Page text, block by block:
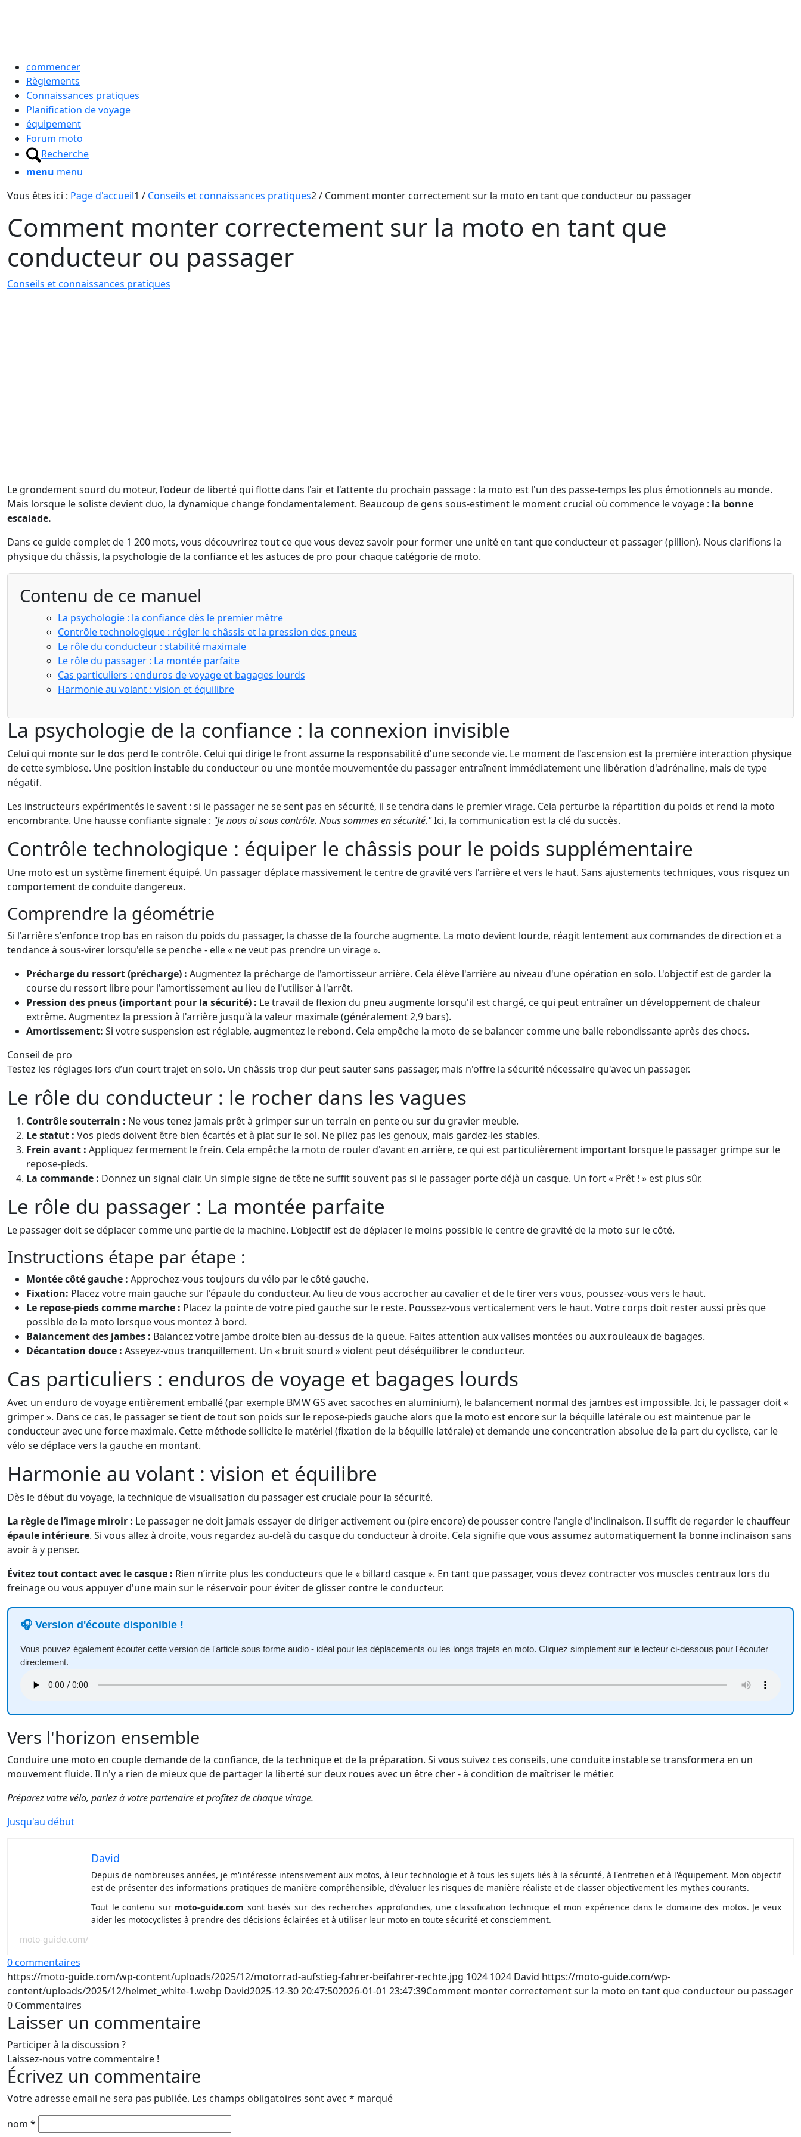
commencer
Règlements
Connaissances pratiques
Planification de voyage
équipement
Forum moto
Recherche
menu menu
Vous êtes ici : Page d'accueil1 / Conseils et connaissances pratiques2/ Comment monter correctement sur la moto en tant que conducteur ou passager
Comment monter correctement sur la moto en tant que
conducteur ou passager
Conseils et connaissances pratiques
Le grondement sourd du moteur, l'odeur de liberté qui flotte dans l'air et l'attente du prochain passage : la moto est l'un des passe-temps les plus émotionnels au monde.
Mais lorsque le soliste devient duo, la dynamique change fondamentalement. Beaucoup de gens sous-estiment le moment crucial où commence le voyage : la bonne
escalade.
Dans ce guide complet de 1 200 mots, vous découvrirez tout ce que vous devez savoir pour former une unité en tant que conducteur et passager (pillion). Nous clarifions la
physique du châssis, la psychologie de la confiance et les astuces de pro pour chaque catégorie de moto.
Contenu de ce manuel
La psychologie : la confiance dès le premier mètre
Contrôle technologique : régler le châssis et la pression des pneus
Le rôle du conducteur : stabilité maximale
Le rôle du passager : La montée parfaite
Cas particuliers : enduros de voyage et bagages lourds
Harmonie au volant : vision et équilibre
La psychologie de la confiance : la connexion invisible
Celui qui monte sur le dos perd le contrôle. Celui qui dirige le front assume la responsabilité d'une seconde vie. Le moment de l'ascension est la première interaction physique
de cette symbiose. Une position instable du conducteur ou une montée mouvementée du passager entraînent immédiatement une libération d'adrénaline, mais de type
négatif.
Les instructeurs expérimentés le savent : si le passager ne se sent pas en sécurité, il se tendra dans le premier virage. Cela perturbe la répartition du poids et rend la moto
encombrante. Une hausse confiante signale : "Je nous ai sous contrôle. Nous sommes en sécurité."Ici, la communication est la clé du succès.
Contrôle technologique : équiper le châssis pour le poids supplémentaire
Une moto est un système finement équipé. Un passager déplace massivement le centre de gravité vers l'arrière et vers le haut. Sans ajustements techniques, vous risquez un
comportement de conduite dangereux.
Comprendre la géométrie
Si l'arrière s'enfonce trop bas en raison du poids du passager, la chasse de la fourche augmente. La moto devient lourde, réagit lentement aux commandes de direction et a
tendance à sous-virer lorsqu'elle se penche - elle « ne veut pas prendre un virage ».
Précharge du ressort (précharge) : Augmentez la précharge de l'amortisseur arrière. Cela élève l'arrière au niveau d'une opération en solo. L'objectif est de garder la
course du ressort libre pour l'amortissement au lieu de l'utiliser à l'arrêt.
Pression des pneus (important pour la sécurité) : Le travail de flexion du pneu augmente lorsqu'il est chargé, ce qui peut entraîner un développement de chaleur
extrême. Augmentez la pression à l'arrière jusqu'à la valeur maximale (généralement 2,9 bars).
Amortissement: Si votre suspension est réglable, augmentez le rebond. Cela empêche la moto de se balancer comme une balle rebondissante après des chocs.
Conseil de pro
Testez les réglages lors d’un court trajet en solo. Un châssis trop dur peut sauter sans passager, mais n'offre la sécurité nécessaire qu'avec un passager.
Le rôle du conducteur : le rocher dans les vagues
Contrôle souterrain : Ne vous tenez jamais prêt à grimper sur un terrain en pente ou sur du gravier meuble.
Le statut : Vos pieds doivent être bien écartés et à plat sur le sol. Ne pliez pas les genoux, mais gardez-les stables.
Frein avant : Appliquez fermement le frein. Cela empêche la moto de rouler d'avant en arrière, ce qui est particulièrement important lorsque le passager grimpe sur le
repose-pieds.
La commande : Donnez un signal clair. Un simple signe de tête ne suffit souvent pas si le passager porte déjà un casque. Un fort « Prêt ! » est plus sûr.
Le rôle du passager : La montée parfaite
Le passager doit se déplacer comme une partie de la machine. L'objectif est de déplacer le moins possible le centre de gravité de la moto sur le côté.
Instructions étape par étape :
Montée côté gauche : Approchez-vous toujours du vélo par le côté gauche.
Fixation: Placez votre main gauche sur l'épaule du conducteur. Au lieu de vous accrocher au cavalier et de le tirer vers vous, poussez-vous vers le haut.
Le repose-pieds comme marche : Placez la pointe de votre pied gauche sur le reste. Poussez-vous verticalement vers le haut. Votre corps doit rester aussi près que
possible de la moto lorsque vous montez à bord.
Balancement des jambes : Balancez votre jambe droite bien au-dessus de la queue. Faites attention aux valises montées ou aux rouleaux de bagages.
Décantation douce : Asseyez-vous tranquillement. Un « bruit sourd » violent peut déséquilibrer le conducteur.
Cas particuliers : enduros de voyage et bagages lourds
Avec un enduro de voyage entièrement emballé (par exemple BMW GS avec sacoches en aluminium), le balancement normal des jambes est impossible. Ici, le passager doit «
grimper ». Dans ce cas, le passager se tient de tout son poids sur le repose-pieds gauche alors que la moto est encore sur la béquille latérale ou est maintenue par le
conducteur avec une force maximale. Cette méthode sollicite le matériel (fixation de la béquille latérale) et demande une concentration absolue de la part du cycliste, car le
vélo se déplace vers la gauche en montant.
Harmonie au volant : vision et équilibre
Dès le début du voyage, la technique de visualisation du passager est cruciale pour la sécurité.
La règle de l’image miroir : Le passager ne doit jamais essayer de diriger activement ou (pire encore) de pousser contre l'angle d'inclinaison. Il suffit de regarder le chauffeur
épaule intérieure. Si vous allez à droite, vous regardez au-delà du casque du conducteur à droite. Cela signifie que vous assumez automatiquement la bonne inclinaison sans
avoir à y penser.
Évitez tout contact avec le casque : Rien n’irrite plus les conducteurs que le « billard casque ». En tant que passager, vous devez contracter vos muscles centraux lors du
freinage ou vous appuyer d'une main sur le réservoir pour éviter de glisser contre le conducteur.
🎧 Version d'écoute disponible !
Vous pouvez également écouter cette version de l'article sous forme audio - idéal pour les déplacements ou les longs trajets en moto. Cliquez simplement sur le lecteur ci-dessous pour l'écouter
directement.
Vers l'horizon ensemble
Conduire une moto en couple demande de la confiance, de la technique et de la préparation. Si vous suivez ces conseils, une conduite instable se transformera en un
mouvement fluide. Il n'y a rien de mieux que de partager la liberté sur deux roues avec un être cher - à condition de maîtriser le métier.
Préparez votre vélo, parlez à votre partenaire et profitez de chaque virage.
Jusqu'au début
David
Depuis de nombreuses années, je m'intéresse intensivement aux motos, à leur technologie et à tous les sujets liés à la sécurité, à l'entretien et à l'équipement. Mon objectif
est de présenter des informations pratiques de manière compréhensible, d'évaluer les risques de manière réaliste et de classer objectivement les mythes courants.
Tout le contenu sur moto-guide.com sont basés sur des recherches approfondies, une classification technique et mon expérience dans le domaine des motos. Je veux
aider les motocyclistes à prendre des décisions éclairées et à utiliser leur moto en toute sécurité et consciemment.
moto-guide.com/
0 commentaires
https://moto-guide.com/wp-content/uploads/2025/12/motorrad-aufstieg-fahrer-beifahrer-rechte.jpg 1024 1024 David https://moto-guide.com/wp-
content/uploads/2025/12/helmet_white-1.webp David2025-12-30 20:47:502026-01-01 23:47:39Comment monter correctement sur la moto en tant que conducteur ou passager
0 Commentaires
Laisser un commentaire
Participer à la discussion ?
Laissez-nous votre commentaire !
Écrivez un commentaire
Votre adresse email ne sera pas publiée. Les champs obligatoires sont avec * marqué
nom *